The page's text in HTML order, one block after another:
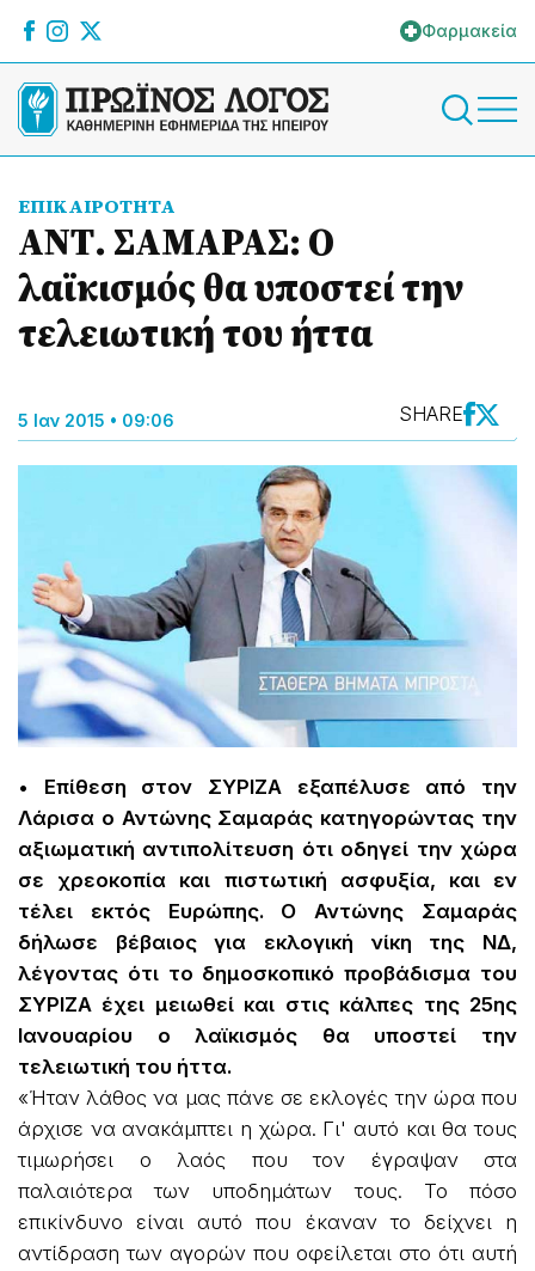
Φαρμακεία
ΕΠΙΚΑΙΡΟΤΗΤΑ
ΑΝΤ. ΣΑΜΑΡΑΣ: Ο
λαϊκισμός θα υποστεί την
τελειωτική του ήττα
5 Ιαν 2015 • 09:06 SHARE
• Επίθεση στον ΣΥΡΙΖΑ εξαπέλυσε από την
Λάρισα ο Αντώνης Σαμαράς κατηγορώντας την
αξιωματική αντιπολίτευση ότι οδηγεί την χώρα
σε χρεοκοπία και πιστωτική ασφυξία, και εν
τέλει εκτός Ευρώπης. Ο Αντώνης Σαμαράς
δήλωσε βέβαιος για εκλογική νίκη της ΝΔ,
λέγοντας ότι το δημοσκοπικό προβάδισμα του
ΣΥΡΙΖΑ έχει μειωθεί και στις κάλπες της 25ης
Ιανουαρίου ο λαϊκισμός θα υποστεί την
τελειωτική του ήττα.
«Ήταν λάθος να μας πάνε σε εκλογές την ώρα που
άρχισε να ανακάμπτει η χώρα. Γι' αυτό και θα τους
τιμωρήσει ο λαός που τον έγραψαν στα
παλαιότερα των υποδημάτων τους. Το πόσο
επικίνδυνο είναι αυτό που έκαναν το δείχνει η
αντίδραση των αγορών που οφείλεται στο ότι αυτή